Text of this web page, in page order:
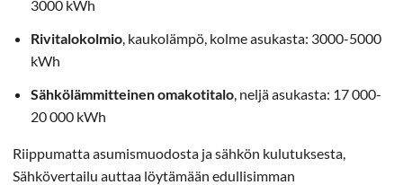
3000 kWh
Rivitalokolmio, kaukolämpö, kolme asukasta: 3000-5000
kWh
Sähkölämmitteinen omakotitalo, neljä asukasta: 17 000-
20 000 kWh
Riippumatta asumismuodosta ja sähkön kulutuksesta,
Sähkövertailu auttaa löytämään edullisimman